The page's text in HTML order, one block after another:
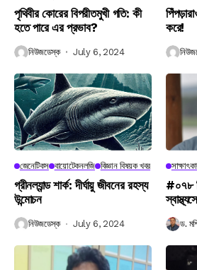
পৃথিবীর কোরের বিপরীতমুখী গতি: কী
হতে পারে এর প্রভাব?
নিউজডেস্ক July 6, 2024
করে!
জেনেটিকস বায়োটেকনলজি বিজ্ঞান বিষয়ক খবর
গ্রীনল্যান্ড শার্ক: দীর্ঘায়ু জীবনের রহস্য
উন্মোচন
নিউজডেস্ক July 6, 2024
#০৭৮
ড.